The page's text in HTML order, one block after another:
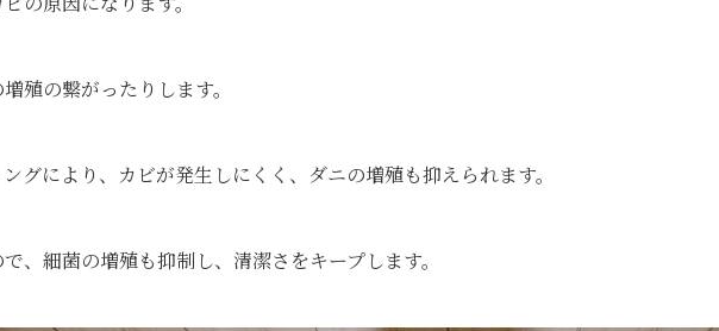
殖の繋がったりします。
グにより、カビが発生しにくく、ダニの増殖も抑えられます。
、細菌の増殖も抑制し、清潔さをキープします。